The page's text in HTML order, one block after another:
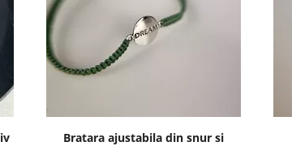
Bratara ajustabila din snur si